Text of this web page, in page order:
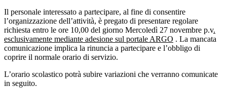
Il personale interessato a partecipare, al fine di consentire
l’organizzazione dell’attività, è pregato di presentare regolare
richiesta entro le ore 10,00 del giorno Mercoledì 27 novembre p.v.
esclusivamente mediante adesione sul portale ARGO . La mancata
comunicazione implica la rinuncia a partecipare e l’obbligo di
coprire il normale orario di servizio.
L’orario scolastico potrà subire variazioni che verranno comunicate
in seguito.